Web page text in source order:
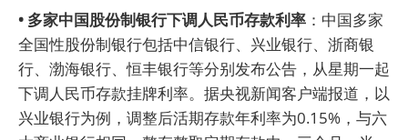
• 多家中国股份制银行下调人民币存款利率 ：中国多家
全国性股份制银行包括中信银行、兴业银行、浙商银
行、渤海银行、恒丰银行等分别发布公告，从星期一起
下调人民币存款挂牌利率。据央视新闻客户端报道，以
兴业银行为例，调整后活期存款年利率为0.15%，与六